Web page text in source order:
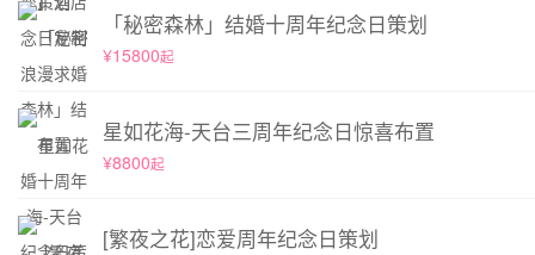
「秘密森林」结婚十周年纪念日策划
¥15800起
星如花海-天台三周年纪念日惊喜布置
¥8800起
[繁夜之花]恋爱周年纪念日策划